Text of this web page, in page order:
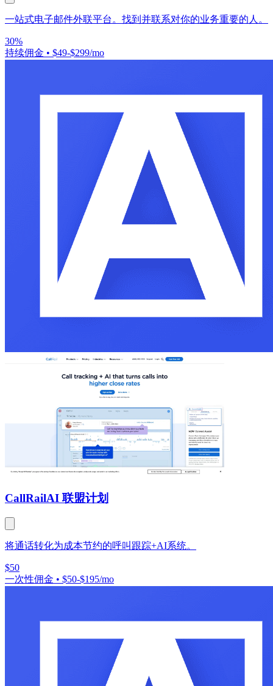
一站式电子邮件外联平台。找到并联系对你的业务重要的人。
30%
持续佣金 • $49-$299/mo
CallRailAI 联盟计划
将通话转化为成本节约的呼叫跟踪+AI系统。
$50
一次性佣金 • $50-$195/mo